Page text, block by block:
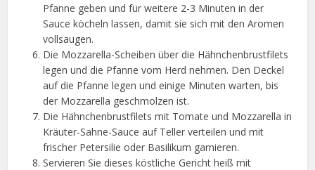
Pfanne geben und für weitere 2-3 Minuten in der
Sauce köcheln lassen, damit sie sich mit den Aromen
vollsaugen.
Die Mozzarella-Scheiben über die Hähnchenbrustfilets
legen und die Pfanne vom Herd nehmen. Den Deckel
auf die Pfanne legen und einige Minuten warten, bis
der Mozzarella geschmolzen ist.
Die Hähnchenbrustfilets mit Tomate und Mozzarella in
Kräuter-Sahne-Sauce auf Teller verteilen und mit
frischer Petersilie oder Basilikum garnieren.
Servieren Sie dieses köstliche Gericht heiß mit